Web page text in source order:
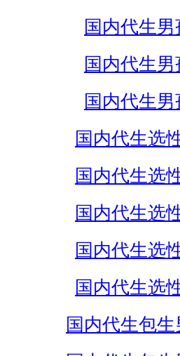
国内代生
国内代生男
国内代生男
国内代生选
国内代生选
国内代生选
国内代生选
国内代生选
国内代生包